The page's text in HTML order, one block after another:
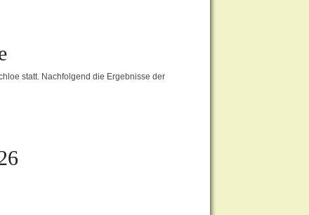
statt. Nachfolgend die Ergebnisse der